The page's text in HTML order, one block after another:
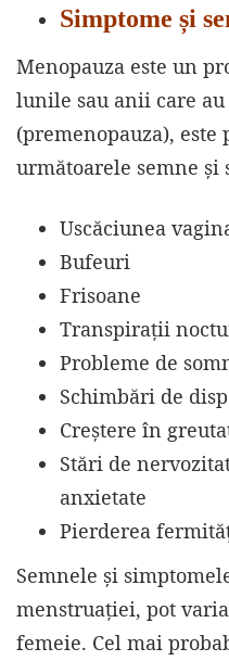
Simptome și
Menopauza este un
lunile sau anii care
(premenopauza),
următoarele semne și
Uscăciunea
Bufeuri
Frisoane
Transpirații
Probleme de
Schimbări de
Creștere în
Stări de
anxietate
Pierderea
Semnele și
menstruației, pot
femeie. Cel mai